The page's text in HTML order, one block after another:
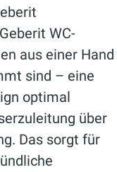
WC-
aus einer Hand
sind – eine
optimal
über
Das sorgt für